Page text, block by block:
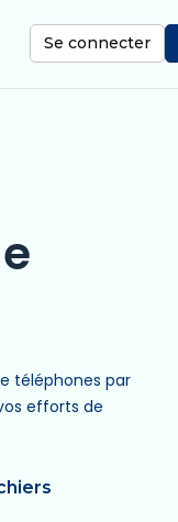
Se connecter
téléphones par
efforts de